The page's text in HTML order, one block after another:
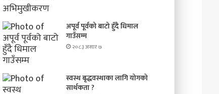
अपूर्व पूर्वको बाटो हुँदै धिमाल
गाउँसम्म
२०८३ असार ७
स्वस्थ बृद्धवस्थाका लागि योगको
सार्थकता ?